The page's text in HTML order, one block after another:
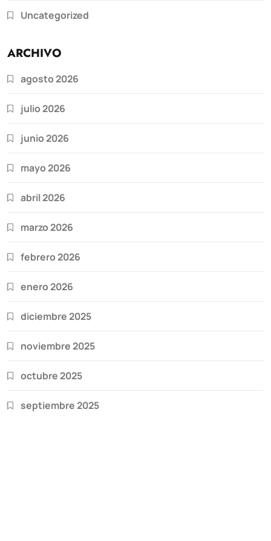
Uncategorized
ARCHIVO
agosto 2026
julio 2026
junio 2026
mayo 2026
abril 2026
marzo 2026
febrero 2026
enero 2026
diciembre 2025
noviembre 2025
octubre 2025
septiembre 2025